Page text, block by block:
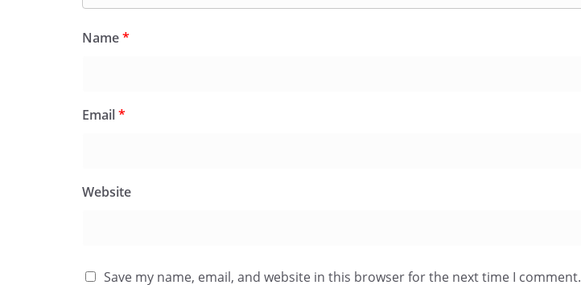
Name*
Email*
Website
Save my name, email, and website in this browser for the next time I comment.